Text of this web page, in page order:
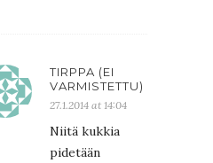
TIRPPA (EI
VARMISTETTU)
27.1.2014 at 14:04
Niitä kukkia
pidetään